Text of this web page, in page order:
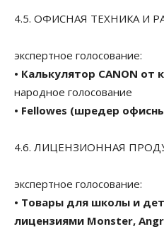
4.5. ОФИСНАЯ ТЕХНИКА И
экспертное голосование:
• Калькулятор CANON
народное голосование
• Fellowes (шредер
4.6. ЛИЦЕНЗИОННАЯ
экспертное голосование:
• Товары для школы и
лицензиями Monster,